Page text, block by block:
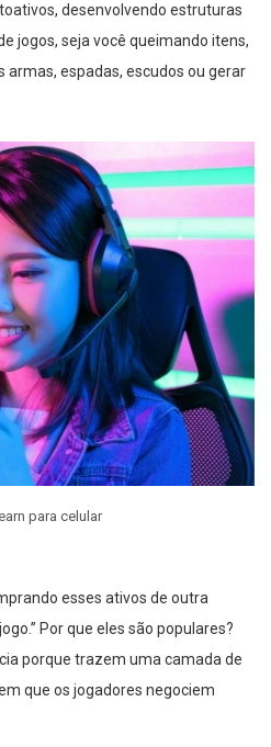
desenvolvendo estruturas
jogos, seja você queimando itens,
armas, espadas, escudos ou gerar
para celular
esses ativos de outra
Por que eles são populares?
porque trazem uma camada de
que os jogadores negociem